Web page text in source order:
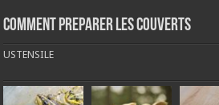
COMMENT PREPARER LES COUVERTS
USTENSILE